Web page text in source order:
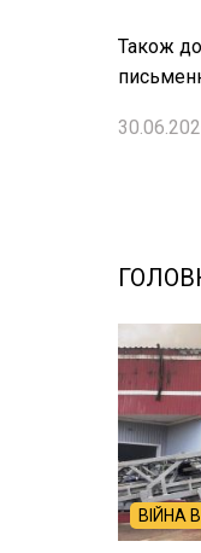
Також до
ВІЙНА В